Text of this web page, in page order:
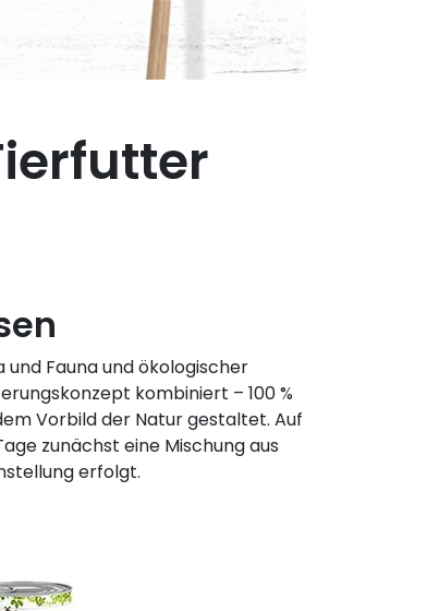
Fauna und ökologischer
kombiniert – 100 %
Vorbild der Natur gestaltet. Auf
zunächst eine Mischung aus
erfolgt.